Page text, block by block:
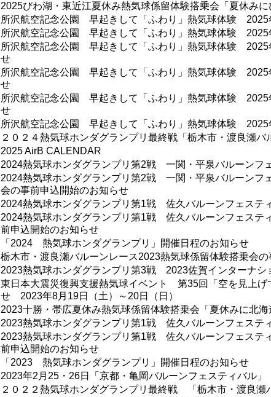
2025びわ湖・東近江夏休み熱気球係留体験搭乗会「夏休みに
所沢航空記念公園 早起きして「ふわり」熱気球体験 2025
所沢航空記念公園 早起きして「ふわり」熱気球体験 2025
所沢航空記念公園 早起きして「ふわり」熱気球体験 2025
せ
所沢航空記念公園 早起きして「ふわり」熱気球体験 2025
せ
所沢航空記念公園 早起きして「ふわり」熱気球体験 2025
せ
所沢航空記念公園 早起きして「ふわり」熱気球体験 2025
２０２４熱気球ホンダグランプリ最終戦「栃木市・渡良瀬バ
2025 AirB CALENDAR
2024熱気球ホンダグランプリ第2戦 一関・平泉バルーンフ
2024熱気球ホンダグランプリ第2戦 一関・平泉バルーン
会の事前申込開始のお知らせ
2024熱気球ホンダグランプリ第1戦 佐久バルーンフェステ
2024熱気球ホンダグランプリ第1戦 佐久バルーンフェス
前申込開始のお知らせ
「2024 熱気球ホンダグランプリ」開催日程のお知らせ
栃木市・渡良瀬バルーンレース2023熱気球係留体験搭乗会
2023熱気球ホンダグランプリ第3戦 2023佐賀インターナシ
東日本大震災復興支援熱気球イベント 第35回「空を見上
せ 2023年8月19日（土）～20日（日）
2023十勝・帯広夏休み熱気球係留体験搭乗会「夏休みに北海
2023熱気球ホンダグランプリ第1戦 佐久バルーンフェステ
2023熱気球ホンダグランプリ第1戦 佐久バルーンフェス
前申込開始のお知らせ
「2023 熱気球ホンダグランプリ」開催日程のお知らせ
2023年2月25・26日「京都・亀岡バルーンフェスティバル
２０２２熱気球ホンダグランプリ最終戦 「栃木市・渡良瀬